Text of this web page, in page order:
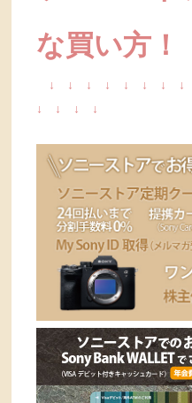
な買い方！
↓ ↓ ↓ ↓ ↓ ↓ ↓ ↓
↓
↓ ↓ ↓